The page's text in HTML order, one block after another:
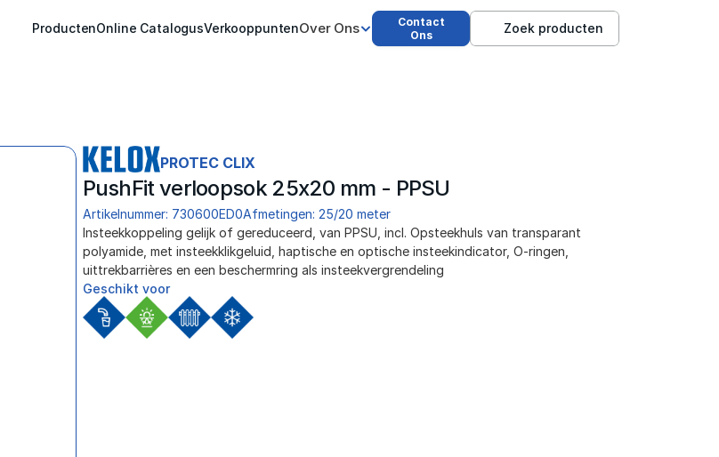
ProductenOnline CatalogusVerkooppuntenOver Ons
Contact
Ons
Zoek producten
PROTEC CLIX
PushFit verloopsok 25x20 mm - PPSU
Artikelnummer: 730600ED0Afmetingen: 25/20 meter
﻿Insteekkoppeling gelijk of gereduceerd, van PPSU, incl. Opsteekhuls van transparant
polyamide, met insteekklikgeluid, haptische en optische insteekindicator, O-ringen,
uittrekbarrières en een beschermring als insteekvergrendeling
Geschikt voor